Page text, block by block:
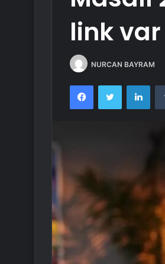
link var
NURCAN BAYRAM
FacebookTwitter